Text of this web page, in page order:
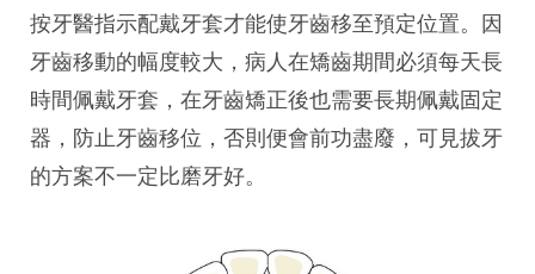
按牙醫指示配戴牙套才能使牙齒移至預定位置。因
牙齒移動的幅度較大，病人在矯齒期間必須每天長
時間佩戴牙套，在牙齒矯正後也需要長期佩戴固定
器，防止牙齒移位，否則便會前功盡廢，可見拔牙
的方案不一定比磨牙好。